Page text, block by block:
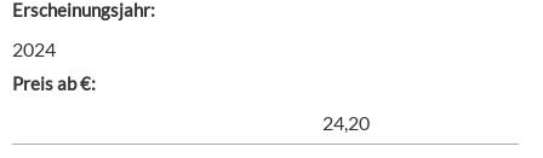
Erscheinungsjahr:
2024
Preis ab €:
24,20